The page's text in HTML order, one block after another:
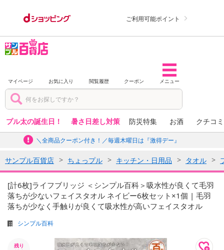
ご利用可能ポイント
マイページ お気に入り 閲覧履歴 クーポン メニュー
プル太の誕生日！ 暑さ日差し対策 防災特集 お酒 クチコ
＼全商品クーポン付き！／毎週木曜日は『激得デー』
サンプル百貨店 ちょっプル キッチン・日用品 タオル
[計6枚]ライフブリッジ ＜シンプル百科＞吸水性が良くて毛羽
落ちが少ないフェイスタオル ネイビー6枚セット×1個 | 毛羽
落ちが少なく手触りが良くて吸水性が高いフェイスタオル
シンプル百科
残り